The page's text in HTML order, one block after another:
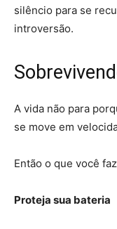
silêncio para se
introversão.
A vida não para
se move em
Então o que você
Proteja sua bateria